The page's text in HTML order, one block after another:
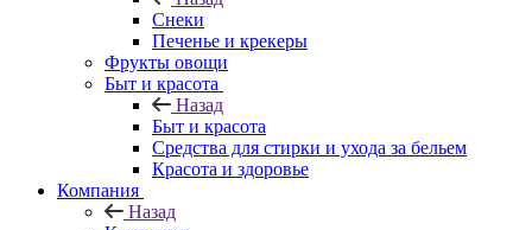
Снеки
Печенье и крекеры
Фрукты овощи
Быт и красота
Назад
Быт и красота
Средства для стирки и ухода за бельем
Красота и здоровье
Компания
Назад